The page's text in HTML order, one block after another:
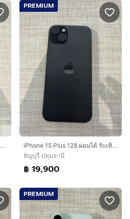
iPhone 14 Pro Max 128 ผ่อนได้ รับเทิร์น
PREMIUM
iPhone 15 Plus 128 ผ่อนได้ รับเทิร์น
ธัญบุรี ปทุมธานี
฿ 19,900
PREMIUM